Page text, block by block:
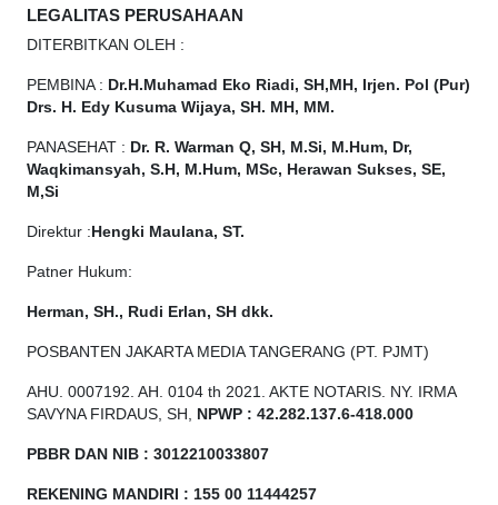
LEGALITAS PERUSAHAAN
DITERBITKAN OLEH :
PEMBINA : Dr.H.Muhamad Eko Riadi, SH,MH, Irjen. Pol (Pur)
Drs. H. Edy Kusuma Wijaya, SH. MH, MM.
PANASEHAT : Dr. R. Warman Q, SH, M.Si, M.Hum, Dr,
Waqkimansyah, S.H, M.Hum, MSc, Herawan Sukses, SE,
M,Si
Direktur : Hengki Maulana, ST.
Patner Hukum:
Herman, SH., Rudi Erlan, SH dkk.
POSBANTEN JAKARTA MEDIA TANGERANG (PT. PJMT)
AHU. 0007192. AH. 0104 th 2021. AKTE NOTARIS. NY. IRMA
SAVYNA FIRDAUS, SH, NPW P : 42.282.137.6-418.000
PBBR DAN NIB : 3012210033807
REKENING MANDIRI : 155 00 11444257